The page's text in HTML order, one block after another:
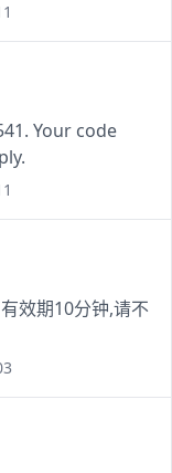
Your code
效期10分钟,请不